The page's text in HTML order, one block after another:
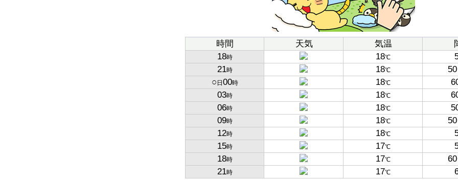
時間 天気 気温
18時 18℃
21時 18℃ 50
○ 日 00時 18℃
03時 18℃
06時 18℃
09時 18℃ 50
12時 18℃
15時 17℃
18時 17℃ 60
21時 17℃